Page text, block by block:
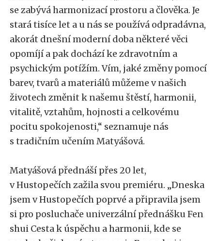
se zabývá harmonizací prostoru a člověka. Je
stará tisíce let a u nás se používá odpradávna,
akorát dnešní moderní doba některé věci
opomíjí a pak dochází ke zdravotním a
psychickým potížím. Vím, jaké změny pomocí
barev, tvarů a materiálů můžeme v našich
životech změnit k našemu štěstí, harmonii,
vitalitě, vztahům, hojnosti a celkovému
pocitu spokojenosti,“ seznamuje nás
s tradičním učením Matyášová.
Matyášová přednáší přes 20 let,
v Hustopečích zažila svou premiéru. „Dneska
jsem v Hustopečích poprvé a připravila jsem
si pro posluchače univerzální přednášku Fen
shui Cesta k úspěchu a harmonii, kde se